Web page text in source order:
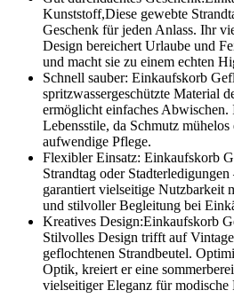
Kunststoff,Diese gewebte
Geschenk für jeden Anlass. Ihr
Design bereichert Urlaube und
und macht sie zu einem echten
Schnell sauber: Einkaufskorb
spritzwassergeschützte Material
ermöglicht einfaches
Lebensstile, da Schmutz
aufwendige Pflege.
Flexibler Einsatz: Einkaufskorb
Strandtag oder
garantiert vielseitige Nutzbarkeit
und stilvoller Begleitung bei
Kreatives Design:Einkaufskorb
Stilvolles Design trifft auf
geflochtenen Strandbeutel.
Optik, kreiert er eine
vielseitiger Eleganz für